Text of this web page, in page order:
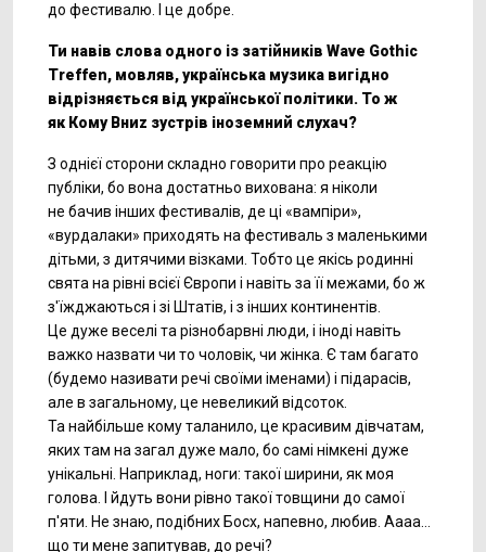
до фестивалю. І це добре.
Ти навів слова одного із затійників Wave Gothic
Treffen, мовляв, українська музика вигідно
відрізняється від української політики. То ж
як Кому Вниz зустрів іноземний слухач?
З однієї сторони складно говорити про реакцію
публіки, бо вона достатньо вихована: я ніколи
не бачив інших фестивалів, де ці «вампіри»,
«вурдалаки» приходять на фестиваль з маленькими
дітьми, з дитячими візками. Тобто це якісь родинні
свята на рівні всієї Європи і навіть за її межами, бо ж
з'їжджаються і зі Штатів, і з інших континентів.
Це дуже веселі та різнобарвні люди, і іноді навіть
важко назвати чи то чоловік, чи жінка. Є там багато
(будемо називати речі своїми іменами) і підарасів,
але в загальному, це невеликий відсоток.
Та найбільше кому таланило, це красивим дівчатам,
яких там на загал дуже мало, бо самі німкені дуже
унікальні. Наприклад, ноги: такої ширини, як моя
голова. І йдуть вони рівно такої товщини до самої
п'яти. Не знаю, подібних Босх, напевно, любив. Аааа…
що ти мене запитував, до речі?